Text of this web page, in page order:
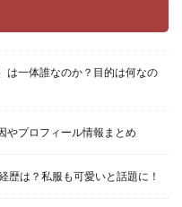
は一体誰なのか？目的は何なの
やプロフィール情報まとめ
歴は？私服も可愛いと話題に！